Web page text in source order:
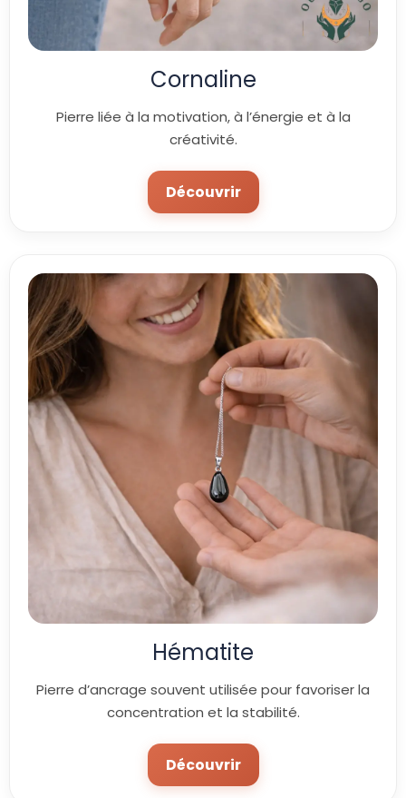
Cornaline
Pierre liée à la motivation, à l’énergie et à la
créativité.
Découvrir
Hématite
Pierre d’ancrage souvent utilisée pour favoriser la
concentration et la stabilité.
Découvrir